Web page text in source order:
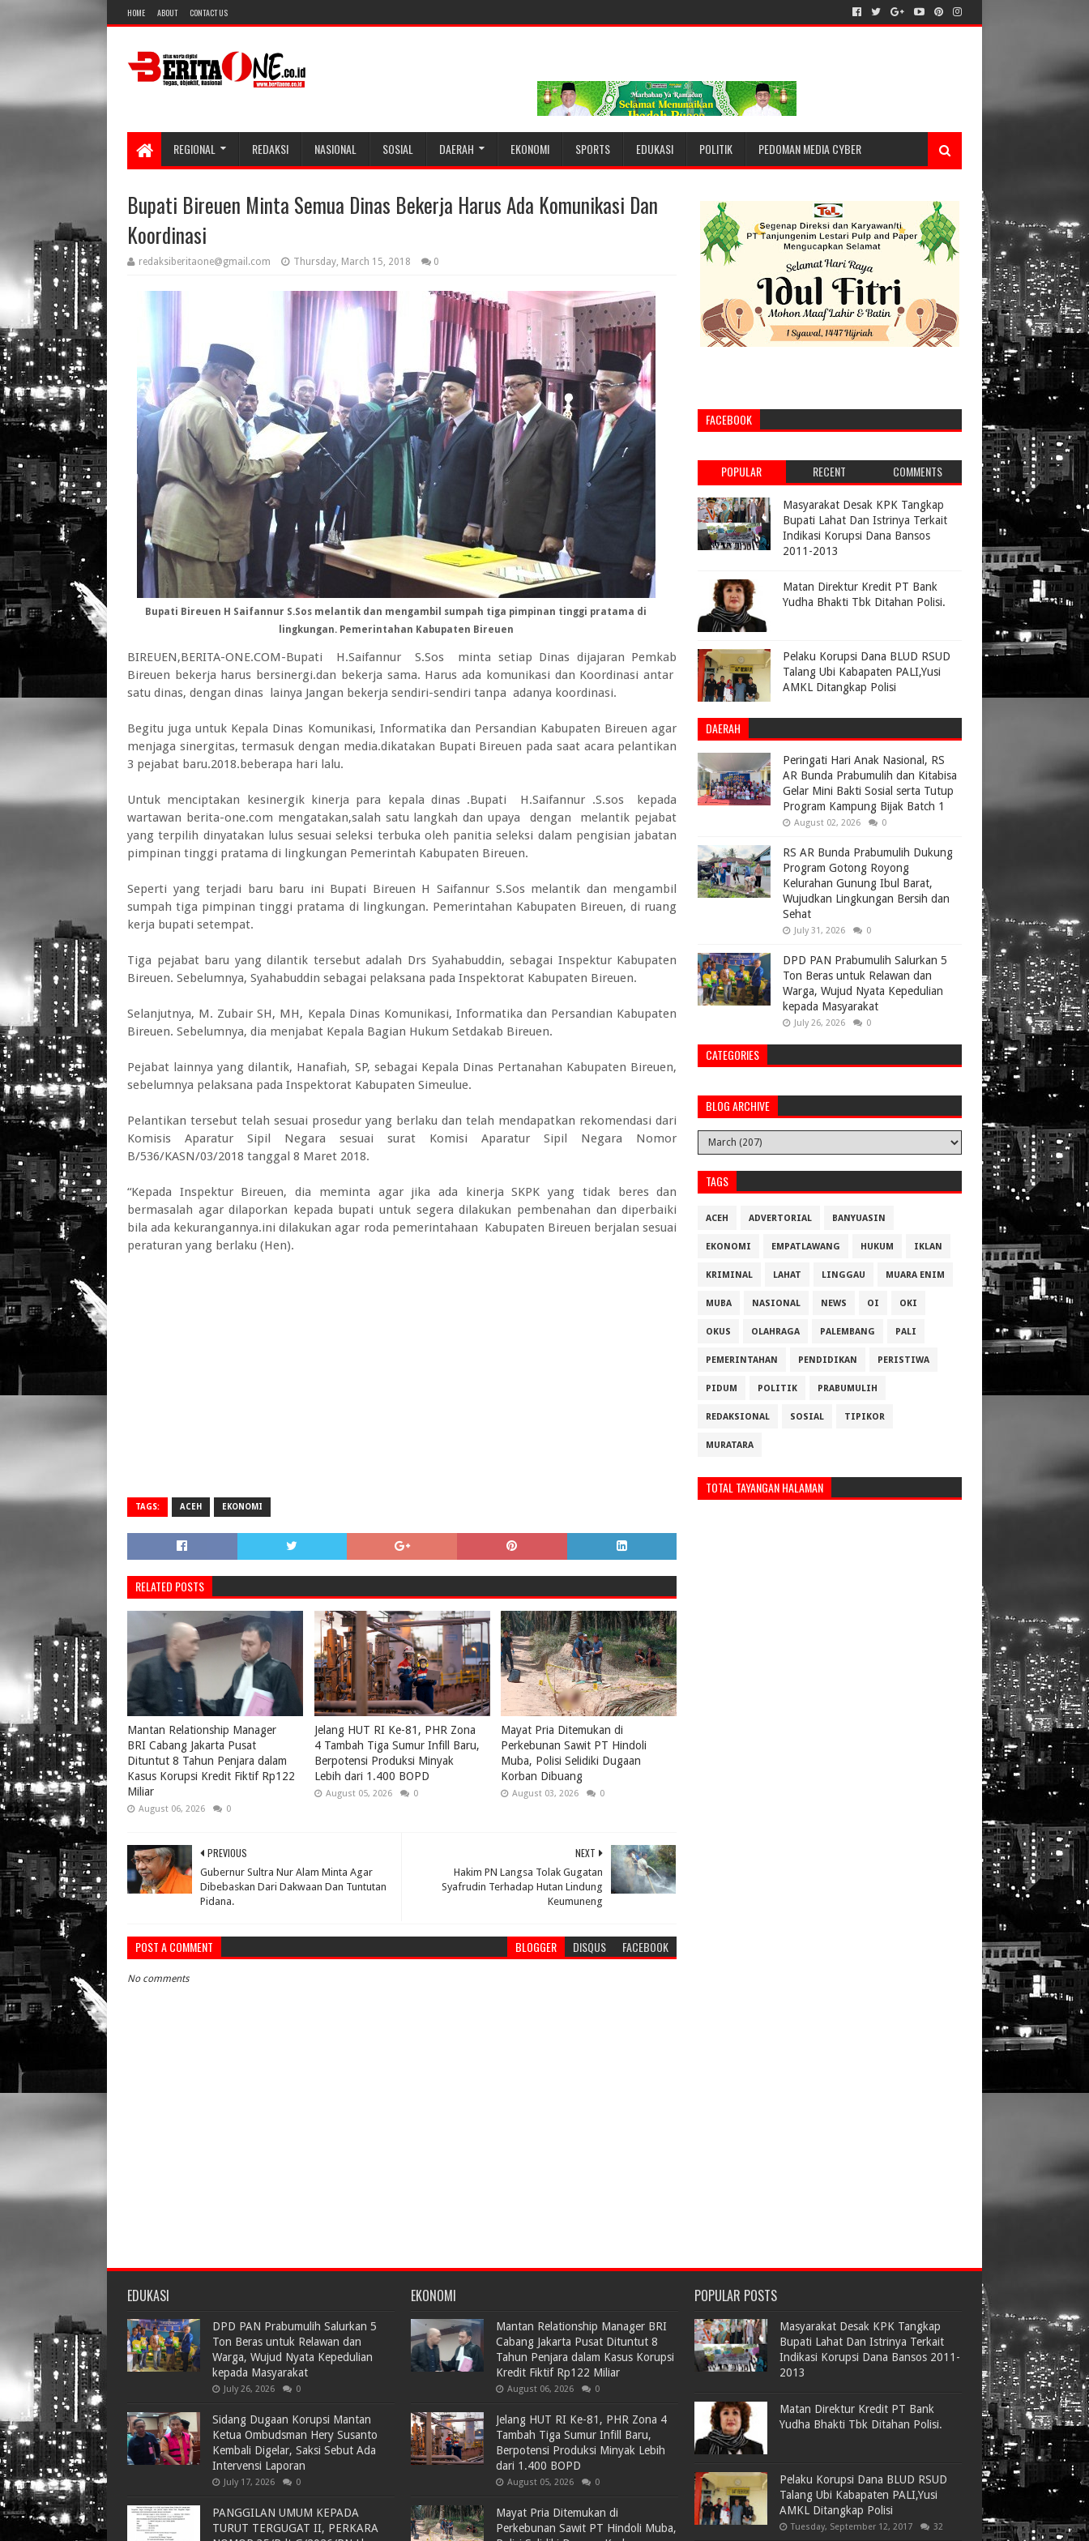
HOME ABOUT CONTACT US
REGIONAL REDAKSI NASIONAL SOSIAL DAERAH EKONOMI SPORTS EDUKASI POLITIK PEDOMAN MEDIA CYBER
Bupati Bireuen Minta Semua Dinas Bekerja Harus Ada Komunikasi Dan
Koordinasi
redaksiberitaone@gmail.com Thursday, March 15, 2018 0
Bupati Bireuen H Saifannur S.Sos melantik dan mengambil sumpah tiga pimpinan tinggi pratama di
lingkungan. Pemerintahan Kabupaten Bireuen
BIREUEN,BERITA-ONE.COM-Bupati H.Saifannur S.Sos minta setiap Dinas dijajaran Pemkab
Bireuen bekerja harus bersinergi.dan bekerja sama. Harus ada komunikasi dan Koordinasi antar
satu dinas, dengan dinas lainya Jangan bekerja sendiri-sendiri tanpa adanya koordinasi.
Begitu juga untuk Kepala Dinas Komunikasi, Informatika dan Persandian Kabupaten Bireuen agar
menjaga sinergitas, termasuk dengan media.dikatakan Bupati Bireuen pada saat acara pelantikan
3 pejabat baru.2018.beberapa hari lalu.
Untuk menciptakan kesinergik kinerja para kepala dinas .Bupati H.Saifannur .S.sos kepada
wartawan berita-one.com mengatakan,salah satu langkah dan upaya dengan melantik pejabat
yang terpilih dinyatakan lulus sesuai seleksi terbuka oleh panitia seleksi dalam pengisian jabatan
pimpinan tinggi pratama di lingkungan Pemerintah Kabupaten Bireuen.
Seperti yang terjadi baru baru ini Bupati Bireuen H Saifannur S.Sos melantik dan mengambil
sumpah tiga pimpinan tinggi pratama di lingkungan. Pemerintahan Kabupaten Bireuen, di ruang
kerja bupati setempat.
Tiga pejabat baru yang dilantik tersebut adalah Drs Syahabuddin, sebagai Inspektur Kabupaten
Bireuen. Sebelumnya, Syahabuddin sebagai pelaksana pada Inspektorat Kabupaten Bireuen.
Selanjutnya, M. Zubair SH, MH, Kepala Dinas Komunikasi, Informatika dan Persandian Kabupaten
Bireuen. Sebelumnya, dia menjabat Kepala Bagian Hukum Setdakab Bireuen.
Pejabat lainnya yang dilantik, Hanafiah, SP, sebagai Kepala Dinas Pertanahan Kabupaten Bireuen,
sebelumnya pelaksana pada Inspektorat Kabupaten Simeulue.
Pelantikan tersebut telah sesuai prosedur yang berlaku dan telah mendapatkan rekomendasi dari
Komisis Aparatur Sipil Negara sesuai surat Komisi Aparatur Sipil Negara Nomor
B/536/KASN/03/2018 tanggal 8 Maret 2018.
“Kepada Inspektur Bireuen, dia meminta agar jika ada kinerja SKPK yang tidak beres dan
bermasalah agar dilaporkan kepada bupati untuk segera dilakukan pembenahan dan diperbaiki
bila ada kekurangannya.ini dilakukan agar roda pemerintahaan Kabupaten Bireuen berjalan sesuai
peraturan yang berlaku (Hen).
TAGS: ACEH EKONOMI
RELATED POSTS
Mantan Relationship Manager
BRI Cabang Jakarta Pusat
Dituntut 8 Tahun Penjara dalam
Kasus Korupsi Kredit Fiktif Rp122
Miliar
August 06, 2026 0
Jelang HUT RI Ke-81, PHR Zona
4 Tambah Tiga Sumur Infill Baru,
Berpotensi Produksi Minyak
Lebih dari 1.400 BOPD
August 05, 2026 0
Mayat Pria Ditemukan di
Perkebunan Sawit PT Hindoli
Muba, Polisi Selidiki Dugaan
Korban Dibuang
August 03, 2026 0
NEXT
Hakim PN Langsa Tolak Gugatan
Syafrudin Terhadap Hutan Lindung
Keumuneng
PREVIOUS
Gubernur Sultra Nur Alam Minta Agar
Dibebaskan Dari Dakwaan Dan Tuntutan
Pidana.
POST A COMMENT BLOGGER DISQUS FACEBOOK
No comments
FACEBOOK
POPULAR RECENT COMMENTS
Masyarakat Desak KPK Tangkap
Bupati Lahat Dan Istrinya Terkait
Indikasi Korupsi Dana Bansos
2011-2013
Matan Direktur Kredit PT Bank
Yudha Bhakti Tbk Ditahan Polisi.
Pelaku Korupsi Dana BLUD RSUD
Talang Ubi Kabapaten PALI,Yusi
AMKL Ditangkap Polisi
DAERAH
Peringati Hari Anak Nasional, RS
AR Bunda Prabumulih dan Kitabisa
Gelar Mini Bakti Sosial serta Tutup
Program Kampung Bijak Batch 1
August 02, 2026 0
RS AR Bunda Prabumulih Dukung
Program Gotong Royong
Kelurahan Gunung Ibul Barat,
Wujudkan Lingkungan Bersih dan
Sehat
July 31, 2026 0
DPD PAN Prabumulih Salurkan 5
Ton Beras untuk Relawan dan
Warga, Wujud Nyata Kepedulian
kepada Masyarakat
July 26, 2026 0
CATEGORIES
BLOG ARCHIVE
TAGS
ACEH ADVERTORIAL BANYUASIN
EKONOMI EMPATLAWANG HUKUM IKLAN
KRIMINAL LAHAT LINGGAU MUARA ENIM
MUBA NASIONAL NEWS OI OKI
OKUS OLAHRAGA PALEMBANG PALI
PEMERINTAHAN PENDIDIKAN PERISTIWA
PIDUM POLITIK PRABUMULIH
REDAKSIONAL SOSIAL TIPIKOR
MURATARA
TOTAL TAYANGAN HALAMAN
EDUKASI
DPD PAN Prabumulih Salurkan 5
Ton Beras untuk Relawan dan
Warga, Wujud Nyata Kepedulian
kepada Masyarakat
July 26, 2026 0
Sidang Dugaan Korupsi Mantan
Ketua Ombudsman Hery Susanto
Kembali Digelar, Saksi Sebut Ada
Intervensi Laporan
July 17, 2026 0
PANGGILAN UMUM KEPADA
TURUT TERGUGAT II, PERKARA
EKONOMI
Mantan Relationship Manager BRI
Cabang Jakarta Pusat Dituntut 8
Tahun Penjara dalam Kasus Korupsi
Kredit Fiktif Rp122 Miliar
August 06, 2026 0
Jelang HUT RI Ke-81, PHR Zona 4
Tambah Tiga Sumur Infill Baru,
Berpotensi Produksi Minyak Lebih
dari 1.400 BOPD
August 05, 2026 0
Mayat Pria Ditemukan di
Perkebunan Sawit PT Hindoli Muba,
POPULAR POSTS
Masyarakat Desak KPK Tangkap
Bupati Lahat Dan Istrinya Terkait
Indikasi Korupsi Dana Bansos 2011-
2013
Matan Direktur Kredit PT Bank
Yudha Bhakti Tbk Ditahan Polisi.
Pelaku Korupsi Dana BLUD RSUD
Talang Ubi Kabapaten PALI,Yusi
AMKL Ditangkap Polisi
Tuesday, September 12, 2017 32